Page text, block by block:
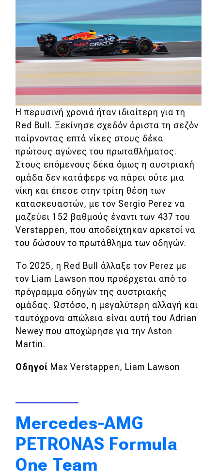
Η περυσινή χρονιά ήταν ιδιαίτερη για τη
Red Bull. Ξεκίνησε σχεδόν άριστα τη σεζόν
παίρνοντας επτά νίκες στους δέκα
πρώτους αγώνες του πρωταθλήματος.
Στους επόμενους δέκα όμως η αυστριακή
ομάδα δεν κατάφερε να πάρει ούτε μια
νίκη και έπεσε στην τρίτη θέση των
κατασκευαστών, με τον Sergio Perez να
μαζεύει 152 βαθμούς έναντι των 437 του
Verstappen, που αποδείχτηκαν αρκετοί να
του δώσουν το πρωτάθλημα των οδηγών.
Το 2025, η Red Bull άλλαξε τον Perez με
τον Liam Lawson που προέρχεται από το
πρόγραμμα οδηγών της αυστριακής
ομάδας. Ωστόσο, η μεγαλύτερη αλλαγή και
ταυτόχρονα απώλεια είναι αυτή του Adrian
Newey που αποχώρησε για την Aston
Martin.
Οδηγοί Max Verstappen, Liam Lawson
Mercedes-AMG
PETRONAS Formula
One Team